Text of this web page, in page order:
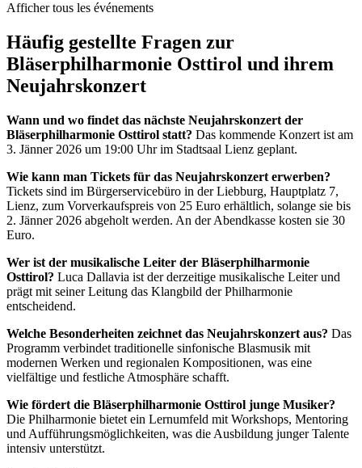
Afficher tous les événements
Häufig gestellte Fragen zur
Bläserphilharmonie Osttirol und ihrem
Neujahrskonzert
Wann und wo findet das nächste Neujahrskonzert der
Bläserphilharmonie Osttirol statt? Das kommende Konzert ist am
3. Jänner 2026 um 19:00 Uhr im Stadtsaal Lienz geplant.
Wie kann man Tickets für das Neujahrskonzert erwerben?
Tickets sind im Bürgerservicebüro in der Liebburg, Hauptplatz 7,
Lienz, zum Vorverkaufspreis von 25 Euro erhältlich, solange sie bis
2. Jänner 2026 abgeholt werden. An der Abendkasse kosten sie 30
Euro.
Wer ist der musikalische Leiter der Bläserphilharmonie
Osttirol? Luca Dallavia ist der derzeitige musikalische Leiter und
prägt mit seiner Leitung das Klangbild der Philharmonie
entscheidend.
Welche Besonderheiten zeichnet das Neujahrskonzert aus? Das
Programm verbindet traditionelle sinfonische Blasmusik mit
modernen Werken und regionalen Kompositionen, was eine
vielfältige und festliche Atmosphäre schafft.
Wie fördert die Bläserphilharmonie Osttirol junge Musiker?
Die Philharmonie bietet ein Lernumfeld mit Workshops, Mentoring
und Aufführungsmöglichkeiten, was die Ausbildung junger Talente
intensiv unterstützt.